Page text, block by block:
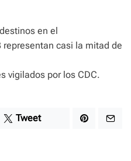
en el
casi la mitad de
vigilados por los CDC.
Tweet